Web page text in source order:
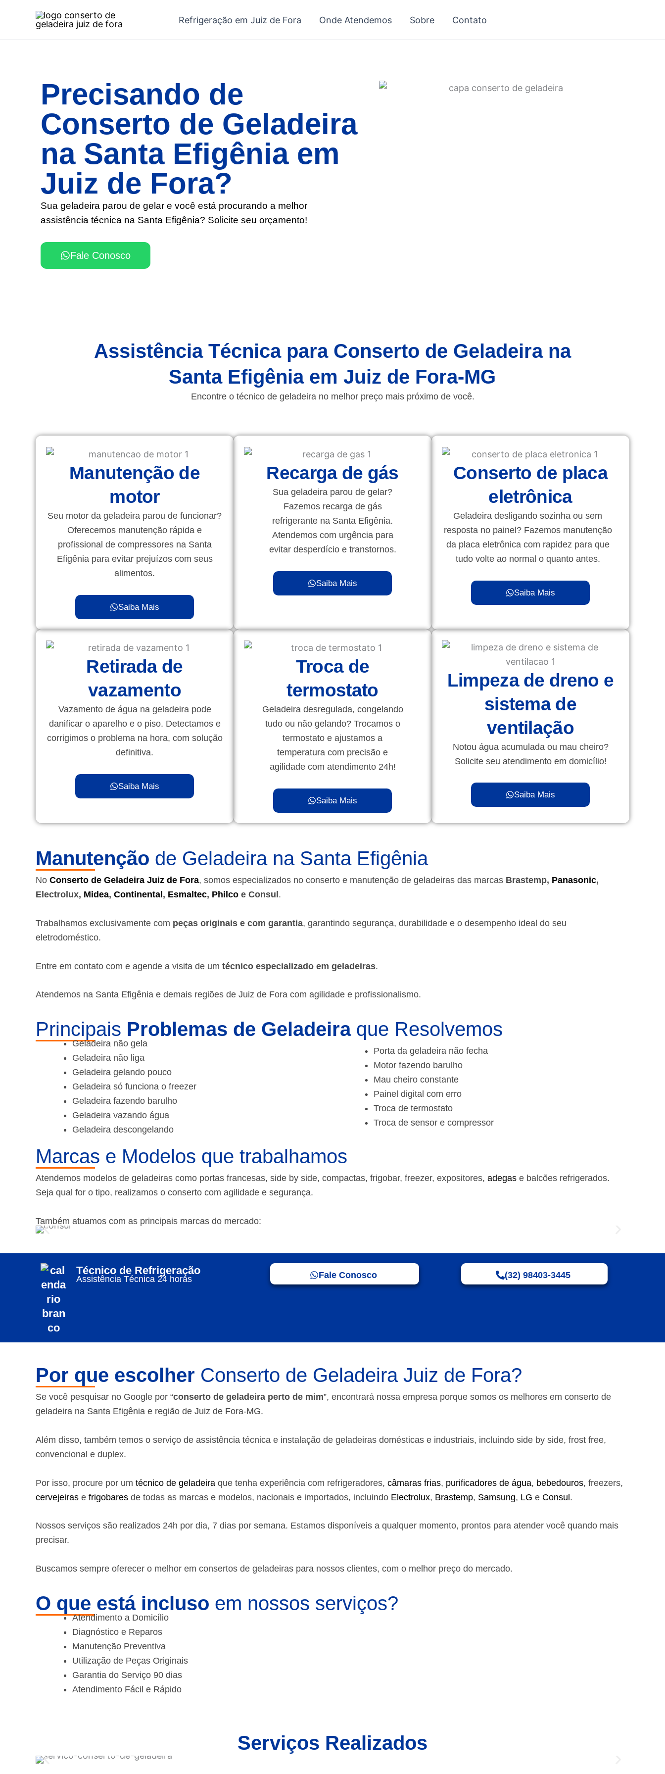
Refrigeração em Juiz de Fora Onde Atendemos Sobre Contato
Precisando de
Conserto de Geladeira
na Santa Efigênia em
Juiz de Fora?
Sua geladeira parou de gelar e você está procurando a melhor
assistência técnica na Santa Efigênia? Solicite seu orçamento!
Fale Conosco
Assistência Técnica para Conserto de Geladeira na
Santa Efigênia em Juiz de Fora-MG
Encontre o técnico de geladeira no melhor preço mais próximo de você.
Manutenção de
motor
Seu motor da geladeira parou de funcionar?
Oferecemos manutenção rápida e
profissional de compressores na Santa
Efigênia para evitar prejuízos com seus
alimentos.
Saiba Mais
Recarga de gás
Sua geladeira parou de gelar?
Fazemos recarga de gás
refrigerante na Santa Efigênia.
Atendemos com urgência para
evitar desperdício e transtornos.
Saiba Mais
Conserto de placa
eletrônica
Geladeira desligando sozinha ou sem
resposta no painel? Fazemos manutenção
da placa eletrônica com rapidez para que
tudo volte ao normal o quanto antes.
Saiba Mais
Retirada de
vazamento
Vazamento de água na geladeira pode
danificar o aparelho e o piso. Detectamos e
corrigimos o problema na hora, com solução
definitiva.
Saiba Mais
Troca de
termostato
Geladeira desregulada, congelando
tudo ou não gelando? Trocamos o
termostato e ajustamos a
temperatura com precisão e
agilidade com atendimento 24h!
Saiba Mais
Limpeza de dreno e
sistema de
ventilação
Notou água acumulada ou mau cheiro?
Solicite seu atendimento em domicílio!
Saiba Mais
Manutenção de Geladeira na Santa Efigênia
No Conserto de Geladeira Juiz de Fora, somos especializados no conserto e manutenção de geladeiras das marcas Brastemp, Panasonic,
Electrolux, Midea, Continental, Esmaltec, Philco e Consul.
Trabalhamos exclusivamente com peças originais e com garantia, garantindo segurança, durabilidade e o desempenho ideal do seu
eletrodoméstico.
Entre em contato com e agende a visita de um técnico especializado em geladeiras.
Atendemos na Santa Efigênia e demais regiões de Juiz de Fora com agilidade e profissionalismo.
Principais Problemas de Geladeiraque Resolvemos
Geladeira não gela
Geladeira não liga
Geladeira gelando pouco
Geladeira só funciona o freezer
Geladeira fazendo barulho
Geladeira vazando água
Geladeira descongelando
Porta da geladeira não fecha
Motor fazendo barulho
Mau cheiro constante
Painel digital com erro
Troca de termostato
Troca de sensor e compressor
Marcas e Modelos que trabalhamos
Atendemos modelos de geladeiras como portas francesas, side by side, compactas, frigobar, freezer, expositores, adegas e balcões refrigerados.
Seja qual for o tipo, realizamos o conserto com agilidade e segurança.
Também atuamos com as principais marcas do mercado:
Técnico de Refrigeração
Assistência Técnica 24 horas Fale Conosco (32) 98403-3445
Por que escolher Conserto de Geladeira Juiz de Fora?
Se você pesquisar no Google por “conserto de geladeira perto de mim”, encontrará nossa empresa porque somos os melhores em conserto de
geladeira na Santa Efigênia e região de Juiz de Fora-MG.
Além disso, também temos o serviço de assistência técnica e instalação de geladeiras domésticas e industriais, incluindo side by side, frost free,
convencional e duplex.
Por isso, procure por um técnico de geladeira que tenha experiência com refrigeradores, câmaras frias, purificadores de água, bebedouros, freezers,
cervejeiras e frigobares de todas as marcas e modelos, nacionais e importados, incluindo Electrolux, Brastemp, Samsung, LG e Consul.
Nossos serviços são realizados 24h por dia, 7 dias por semana. Estamos disponíveis a qualquer momento, prontos para atender você quando mais
precisar.
Buscamos sempre oferecer o melhor em consertos de geladeiras para nossos clientes, com o melhor preço do mercado.
O que está incluso em nossos serviços?
Atendimento a Domicílio
Diagnóstico e Reparos
Manutenção Preventiva
Utilização de Peças Originais
Garantia do Serviço 90 dias
Atendimento Fácil e Rápido
Serviços Realizados